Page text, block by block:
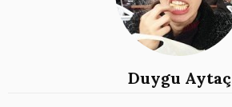
Duygu Aytaç